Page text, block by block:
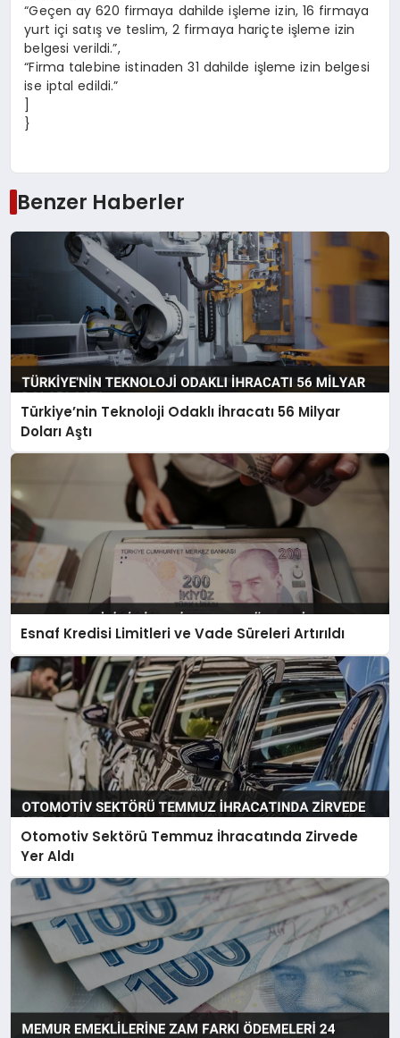
“Geçen ay 620 firmaya dahilde işleme izin, 16 firmaya
yurt içi satış ve teslim, 2 firmaya hariçte işleme izin
belgesi verildi.”,
“Firma talebine istinaden 31 dahilde işleme izin belgesi
ise iptal edildi.”
]
}
Benzer Haberler
Türkiye’nin Teknoloji Odaklı İhracatı 56 Milyar
Doları Aştı
Esnaf Kredisi Limitleri ve Vade Süreleri Artırıldı
Otomotiv Sektörü Temmuz İhracatında Zirvede
Yer Aldı